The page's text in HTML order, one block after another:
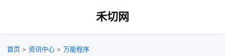
禾切网
首页 > 资讯中心 > 万能程序